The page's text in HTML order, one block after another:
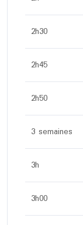
2h30
2h45
2h50
3 semaines
3h
3h00